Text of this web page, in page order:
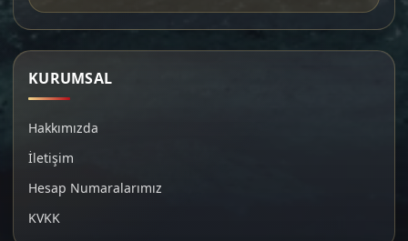
KURUMSAL
Hakkımızda
İletişim
Hesap Numaralarımız
KVKK